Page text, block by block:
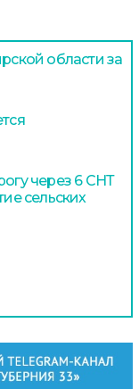
области за
через 6 СНТ
сельских